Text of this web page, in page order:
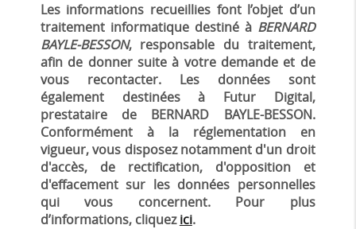
Les informations recueillies font l’objet d’un
traitement informatique destiné àBERNARD
BAYLE-BESSON, responsable du traitement,
afin de donner suite à votre demande et de
vous recontacter. Les données sont
également destinées à Futur Digital,
prestataire de BERNARD BAYLE-BESSON.
Conformément à la réglementation en
vigueur, vous disposez notamment d'un droit
d'accès, de rectification, d'opposition et
d'effacement sur les données personnelles
qui vous concernent. Pour plus
d’informations, cliquezici.